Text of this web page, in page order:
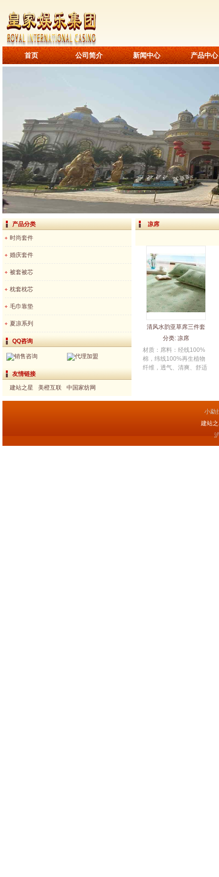
首页 公司简介 新闻中心 产品中心
产品分类
时尚套件
婚庆套件
被套被芯
枕套枕芯
毛巾靠垫
夏凉系列
QQ咨询
销售咨询 代理加盟
友情链接
建站之星
美橙互联 中国家纺网
凉席
清风水韵亚草席三件套
分类: 凉席
材质：席料：经线100%
棉，纬线100%再生植物
纤维，透气、清爽、舒适
小勐
建站